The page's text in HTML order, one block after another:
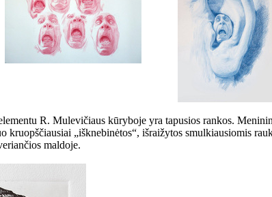
R. Mulevičiaus kūryboje yra tapusios rankos.
kruopščiausiai „išknebinėtos“, išraižytos smulkiausiomis
maldoje.